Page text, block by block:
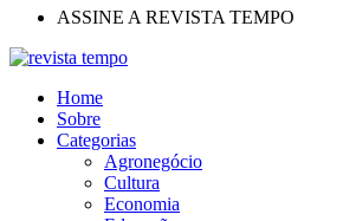
ASSINE A REVISTA TEMPO
Home
Sobre
Categorias
Agronegócio
Cultura
Economia